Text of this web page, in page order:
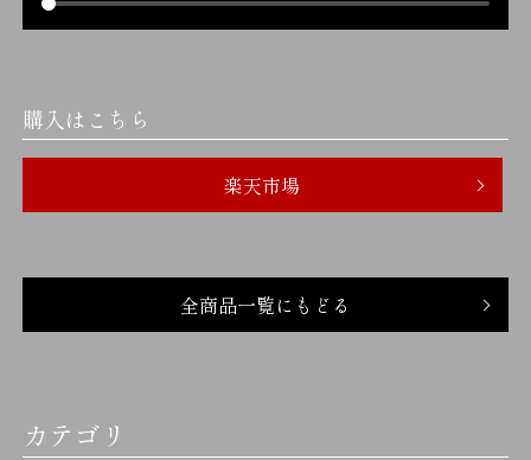
購入はこちら
楽天市場
全商品一覧にもどる
カテゴリ